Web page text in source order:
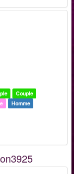
Couple
Homme